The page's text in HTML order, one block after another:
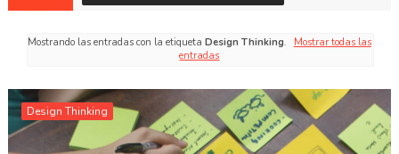
Mostrando las entradas con la etiquetaDesign Thinking.
Mostrar todas las
entradas
Design Thinking